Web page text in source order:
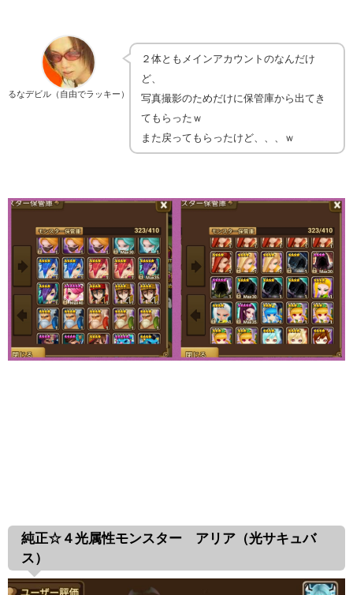
るなデビル（自由でラッキー）
２体ともメインアカウントのなんだけ
ど、
写真撮影のためだけに保管庫から出てき
てもらったｗ
また戻ってもらったけど、、、ｗ
純正☆４光属性モンスター アリア（光サキュバ
ス）